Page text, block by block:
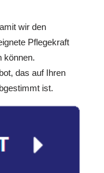
wir den
Pflegekraft
können.
das auf Ihren
ist.